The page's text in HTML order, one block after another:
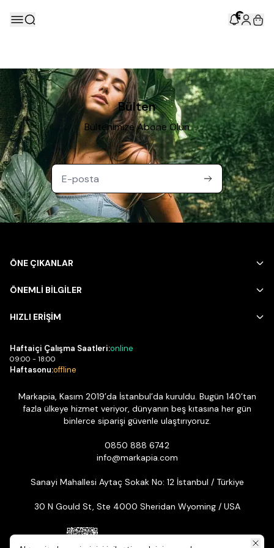
5
Bülten
Bültenimize Abone Olun
ÖNE ÇIKANLAR
ÖNEMLİ BİLGİLER
HIZLI ERİŞİM
Haftaiçi Çalışma Saatleri:online
09:00 - 18:00
Haftasonu:offline
Markapia, Kasım 2019’da İstanbul’da kuruldu. Bugün 140’tan
fazla ülkeye hizmet veriyor, dünyanın beş kıtasına her gün
binlerce siparişi güvenle ulaştırıyoruz.
0850 888 6742
info@markapia.com
Sanayi Mahallesi Aytaç Sokak No: 12 İstanbul / Türkiye
30 N Gould St, Ste 4000 Sheridan Wyoming / USA